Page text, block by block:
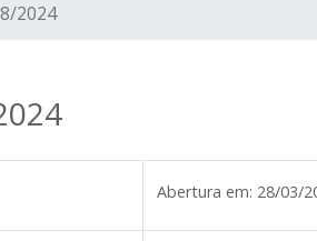
2024
Abertura em: 28/03/